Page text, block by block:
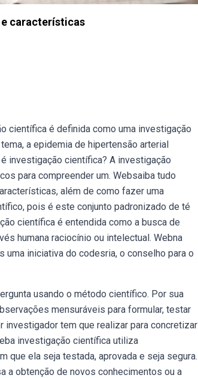
características
científica é definida como uma investigação
a epidemia de hipertensão arterial
investigação científica? A investigação
para compreender um. Websaiba tudo
além de como fazer uma
pois é este conjunto padronizado de té
científica é entendida como a busca de
humana raciocínio ou intelectual. Webna
uma iniciativa do codesria, o conselho para o
usando o método científico. Por sua
mensuráveis para formular, testar
investigador tem que realizar para concretizar
investigação científica utiliza
que ela seja testada, aprovada e seja segura.
a obtenção de novos conhecimentos ou a